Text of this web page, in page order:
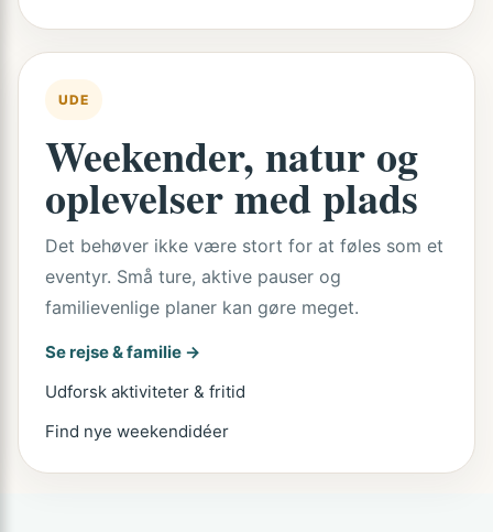
UDE
Weekender, natur og
oplevelser med plads
Det behøver ikke være stort for at føles som et
eventyr. Små ture, aktive pauser og
familievenlige planer kan gøre meget.
Se rejse & familie →
Udforsk aktiviteter & fritid
Find nye weekendidéer